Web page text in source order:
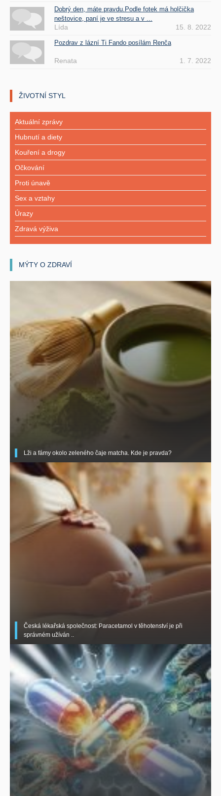
Dobrý den, máte pravdu.Podle fotek má holčička
neštovice, paní je ve stresu a v ...
Lída 15. 8. 2022
Pozdrav z lázní Ti Fando posílám Renča
Renata 1. 7. 2022
ŽIVOTNÍ STYL
Aktuální zprávy
Hubnutí a diety
Kouření a drogy
Očkování
Proti únavě
Sex a vztahy
Úrazy
Zdravá výživa
MÝTY O ZDRAVÍ
Lži a fámy okolo zeleného čaje matcha. Kde je pravda?
Česká lékařská společnost: Paracetamol v těhotenství je při
správném užíván ..